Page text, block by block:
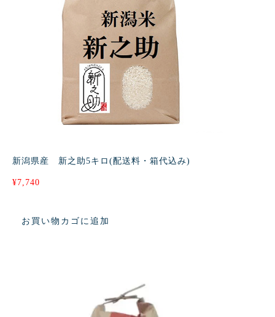
新潟県産 新之助5キロ(配送料・箱代込み)
¥7,740
お買い物カゴに追加